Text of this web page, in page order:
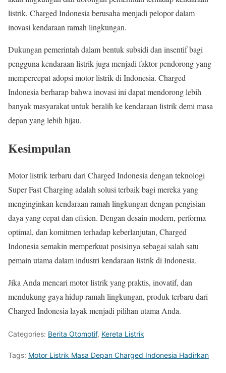
listrik, Charged Indonesia berusaha menjadi pelopor dalam
inovasi kendaraan ramah lingkungan.
Dukungan pemerintah dalam bentuk subsidi dan insentif bagi
pengguna kendaraan listrik juga menjadi faktor pendorong yang
mempercepat adopsi motor listrik di Indonesia. Charged
Indonesia berharap bahwa inovasi ini dapat mendorong lebih
banyak masyarakat untuk beralih ke kendaraan listrik demi masa
depan yang lebih hijau.
Kesimpulan
Motor listrik terbaru dari Charged Indonesia dengan teknologi
Super Fast Charging adalah solusi terbaik bagi mereka yang
menginginkan kendaraan ramah lingkungan dengan pengisian
daya yang cepat dan efisien. Dengan desain modern, performa
optimal, dan komitmen terhadap keberlanjutan, Charged
Indonesia semakin memperkuat posisinya sebagai salah satu
pemain utama dalam industri kendaraan listrik di Indonesia.
Jika Anda mencari motor listrik yang praktis, inovatif, dan
mendukung gaya hidup ramah lingkungan, produk terbaru dari
Charged Indonesia layak menjadi pilihan utama Anda.
Categories: Berita Otomotif, Kereta Listrik
Tags: Motor Listrik Masa Depan Charged Indonesia Hadirkan